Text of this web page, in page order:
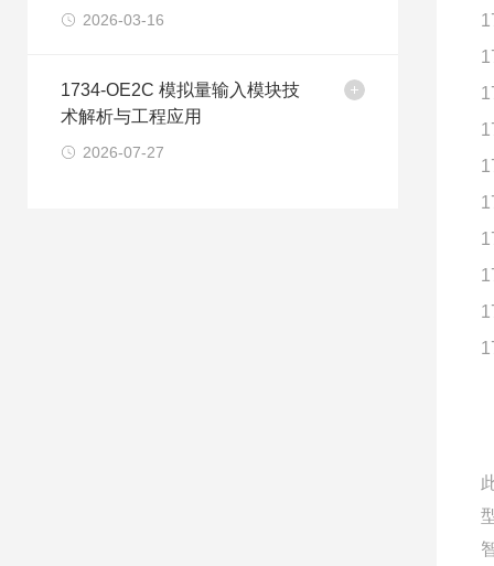
2026-03-16
1734-OE2C 模拟量输入模块技
术解析与工程应用
2026-07-27